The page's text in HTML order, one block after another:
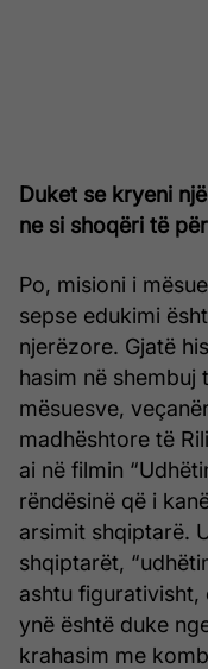
Duket se kryeni
ne si shoqëri të
Po, misioni i
sepse edukimi
njerëzore. Gjatë
hasim në shembuj
mësuesve,
madhështore të
ai në filmin
rëndësinë që i
arsimit shqiptarë.
shqiptarët,
ashtu figurativisht,
ynë është duke
krahasim me